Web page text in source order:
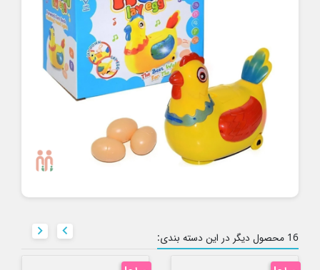
16 محصول دیگر در این دسته بندی: 
